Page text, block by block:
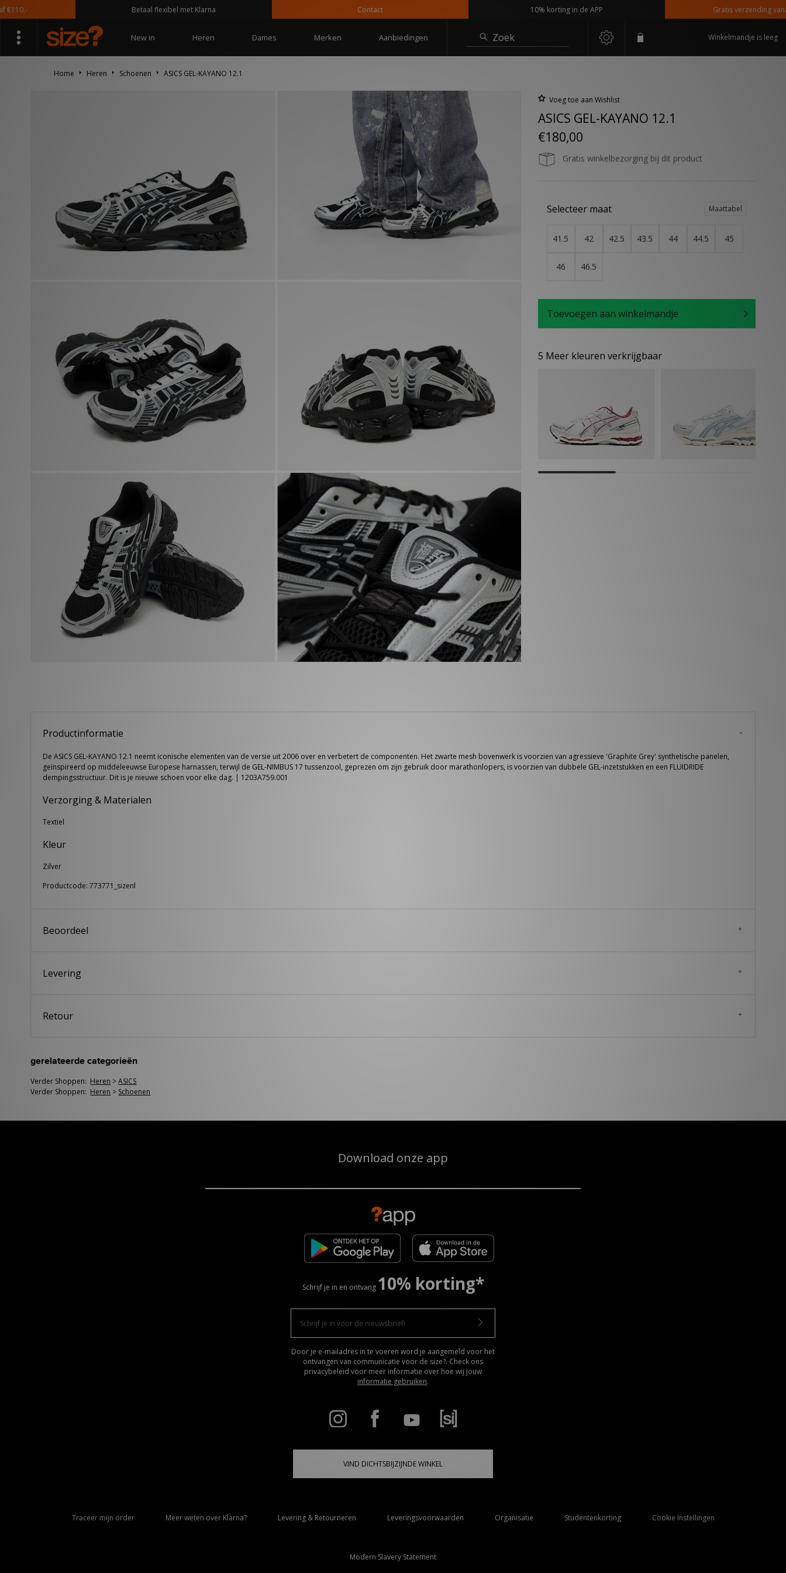
Betaal flexibel met Klarna Contact 10% korting in de APP Gratis verzending vanaf
New in Heren Dames Merken Aanbiedingen Zoek Winkelmandje is leeg
Home Heren Schoenen ASICS GEL-KAYANO 12.1
Voeg toe aan Wishlist
ASICS GEL-KAYANO 12.1
€180,00
Gratis winkelbezorging bij dit product
Selecteer maat Maattabel
41.5 42 42.5 43.5 44 44.5 45
46 46.5
Toevoegen aan winkelmandje
5 Meer kleuren verkrijgbaar
Productinformatie
De ASICS GEL-KAYANO 12.1 neemt iconische elementen van de versie uit 2006 over en verbetert de componenten. Het zwarte mesh bovenwerk is voorzien van agressieve 'Graphite Grey' synthetische panelen,
geïnspireerd op middeleeuwse Europese harnassen, terwijl de GEL-NIMBUS 17 tussenzool, geprezen om zijn gebruik door marathonlopers, is voorzien van dubbele GEL-inzetstukken en een FLUIDRIDE
dempingsstructuur. Dit is je nieuwe schoen voor elke dag. | 1203A759.001
Verzorging & Materialen
Textiel
Kleur
Zilver
Productcode: 773771_sizenl
Beoordeel
Levering
Retour
gerelateerde categorieën
Verder Shoppen: Heren >ASICS
Verder Shoppen: Heren > Schoenen
Download onze app
Schrijf je in en ontvang 10% korting*
Door je e-mailadres in te voeren word je aangemeld voor het
ontvangen van communicatie voor de size?. Check ons
privacybeleid voor meer informatie over hoe wij jouw
informatie gebruiken.
VIND DICHTSBIJZIJNDE WINKEL
Traceer mijn order Meer weten over Klarna? Levering & Retourneren Leveringsvoorwaarden Organisatie Studentenkorting Cookie Instellingen
Modern Slavery Statement